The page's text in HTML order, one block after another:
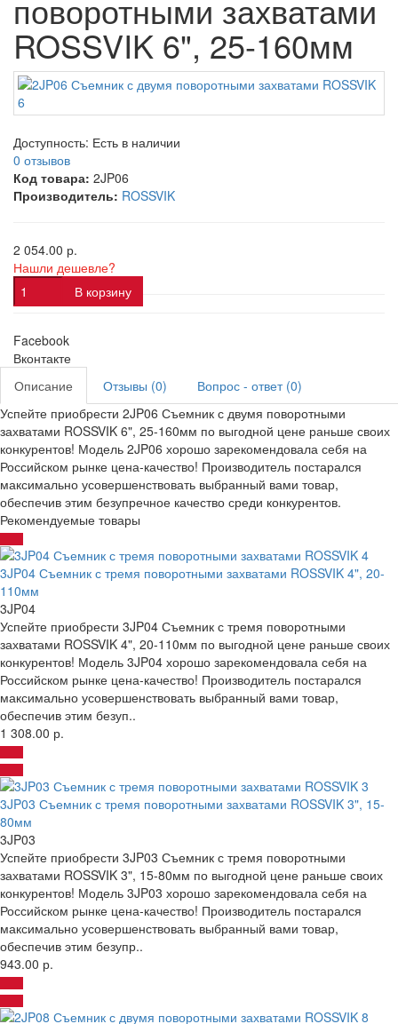
поворотными захватами
ROSSVIK 6", 25-160мм
Доступность: Есть в наличии
0 отзывов
Код товара: 2JP06
Производитель: ROSSVIK
2 054.00 р.
Нашли дешевле?
В корзину
Facebook
Вконтакте
Описание
Отзывы (0)
Вопрос - ответ (0)
Успейте приобрести 2JP06 Съемник с двумя поворотными
захватами ROSSVIK 6", 25-160мм по выгодной цене раньше своих
конкурентов! Модель 2JP06 хорошо зарекомендовала себя на
Российском рынке цена-качество! Производитель постарался
максимально усовершенствовать выбранный вами товар,
обеспечив этим безупречное качество среди конкурентов.
Рекомендуемые товары
3JP04 Съемник с тремя поворотными захватами ROSSVIK 4", 20-
110мм
3JP04
Успейте приобрести 3JP04 Съемник с тремя поворотными
захватами ROSSVIK 4", 20-110мм по выгодной цене раньше своих
конкурентов! Модель 3JP04 хорошо зарекомендовала себя на
Российском рынке цена-качество! Производитель постарался
максимально усовершенствовать выбранный вами товар,
обеспечив этим безуп..
1 308.00 р.
3JP03 Съемник с тремя поворотными захватами ROSSVIK 3", 15-
80мм
3JP03
Успейте приобрести 3JP03 Съемник с тремя поворотными
захватами ROSSVIK 3", 15-80мм по выгодной цене раньше своих
конкурентов! Модель 3JP03 хорошо зарекомендовала себя на
Российском рынке цена-качество! Производитель постарался
максимально усовершенствовать выбранный вами товар,
обеспечив этим безупр..
943.00 р.